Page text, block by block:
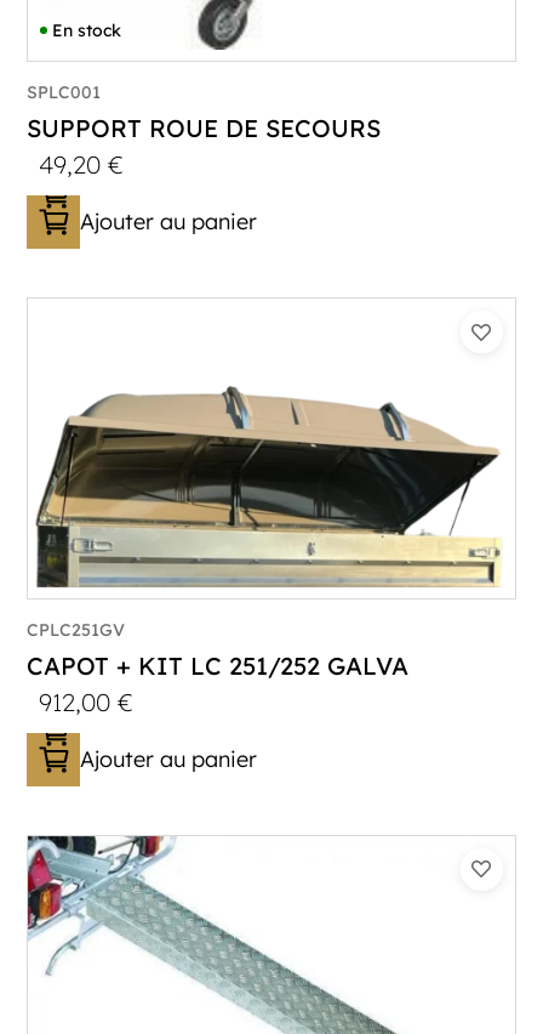
En stock
SPLC001
SUPPORT ROUE DE SECOURS
49,20€
Ajouter au panier
CPLC251GV
CAPOT + KIT LC 251/252 GALVA
912,00€
Ajouter au panier